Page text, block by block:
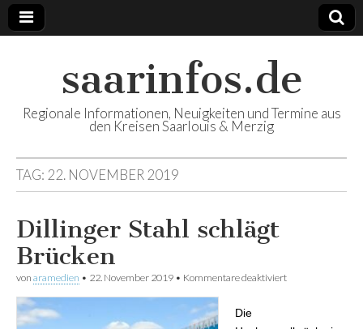
saarinfos.de
Regionale Informationen, Neuigkeiten und Termine aus
den Kreisen Saarlouis & Merzig
TAG: 22. NOVEMBER 2019
Dillinger Stahl schlägt
Brücken
von aramedien • 22. November 2019 • Kommentare deaktiviert
Die